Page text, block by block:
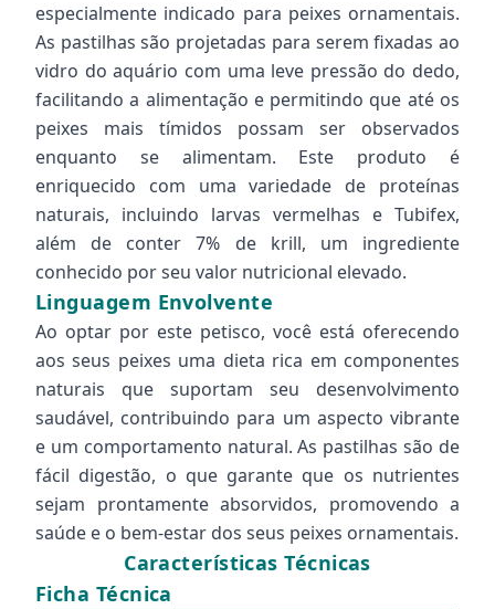
especialmente indicado para peixes ornamentais.
As pastilhas são projetadas para serem fixadas ao
vidro do aquário com uma leve pressão do dedo,
facilitando a alimentação e permitindo que até os
peixes mais tímidos possam ser observados
enquanto se alimentam. Este produto é
enriquecido com uma variedade de proteínas
naturais, incluindo larvas vermelhas e Tubifex,
além de conter 7% de krill, um ingrediente
conhecido por seu valor nutricional elevado.
Linguagem Envolvente
Ao optar por este petisco, você está oferecendo
aos seus peixes uma dieta rica em componentes
naturais que suportam seu desenvolvimento
saudável, contribuindo para um aspecto vibrante
e um comportamento natural. As pastilhas são de
fácil digestão, o que garante que os nutrientes
sejam prontamente absorvidos, promovendo a
saúde e o bem-estar dos seus peixes ornamentais.
Características Técnicas
Ficha Técnica